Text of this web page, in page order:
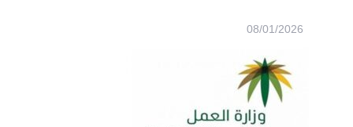
08/01/2026